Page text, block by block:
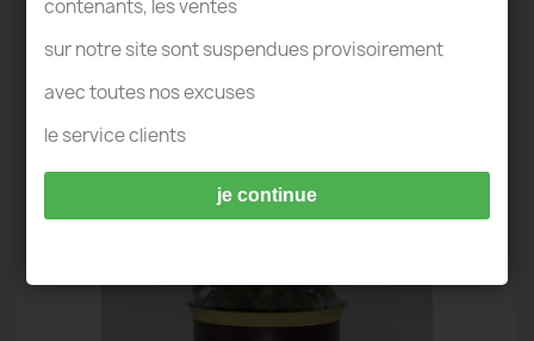
contenants, les ventes
sur notre site sont suspendues provisoirement
avec toutes nos excuses
le service clients
je continue